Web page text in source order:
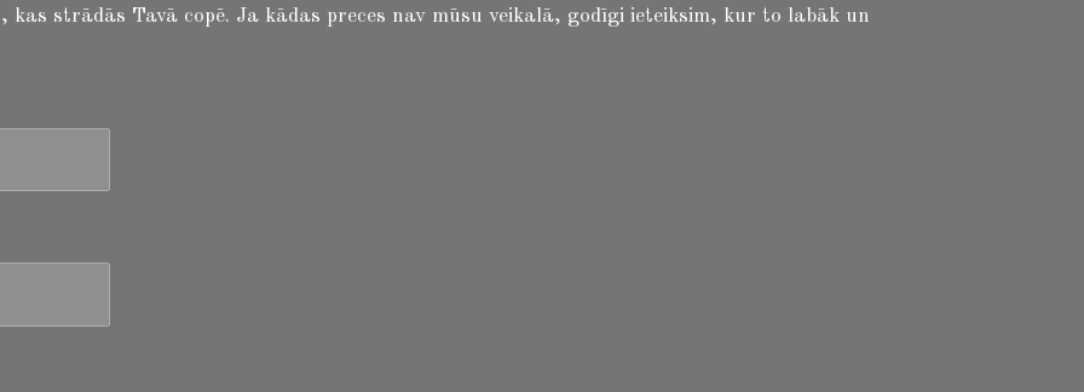
kas strādās Tavā copē. Ja kādas preces nav mūsu veikalā, godīgi ieteiksim, kur to labāk un